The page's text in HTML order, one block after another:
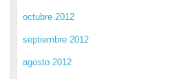
octubre 2012
septiembre 2012
agosto 2012